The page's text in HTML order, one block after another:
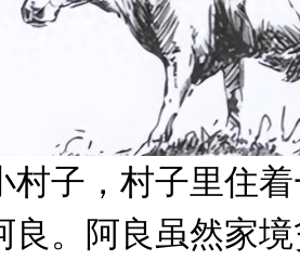
村子，村子里住
良。阿良虽然家